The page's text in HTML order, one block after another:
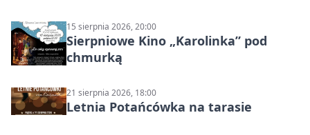
15 sierpnia 2026, 20:00
Sierpniowe Kino „Karolinka” pod
chmurką
21 sierpnia 2026, 18:00
Letnia Potańcówka na tarasie